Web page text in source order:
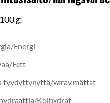
g:
Energi
Fett
tyydyttynyttä/varav mättat
Kolhydrat